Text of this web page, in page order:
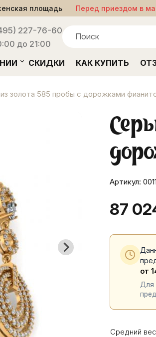
площадь Перед приездом в
227-76-60
до 21:00
СКИДКИ КАК КУПИТЬ
золота 585 пробы с дорожками
Артикул:
87
от
Для
Средний